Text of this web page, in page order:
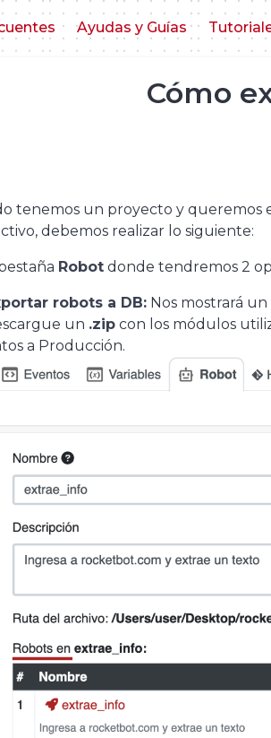
Ayudas y Guías
Cómo
tenemos un proyecto y
debemos realizar lo siguiente:
Robotdonde tendremos 2
robots a DB:Nos mostrará
un .zipcon los módulos
a Producción.